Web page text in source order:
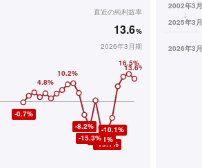
直近の純利益率
13.6%
2026年3月期
2002年3月
↓
2025年3月
2026年3月